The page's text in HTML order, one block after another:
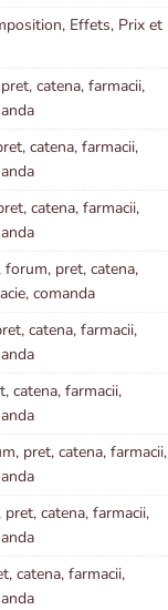
Effets, Prix et
catena, farmacii,
catena, farmacii,
catena, farmacii,
pret, catena,
comanda
catena, farmacii,
catena, farmacii,
pret, catena, farmacii,
catena, farmacii,
catena, farmacii,